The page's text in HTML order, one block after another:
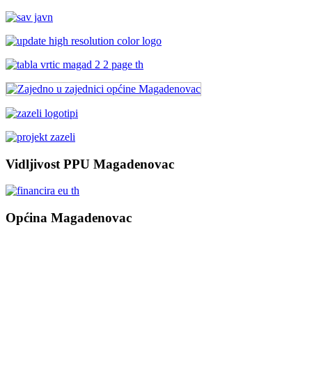
Vidljivost PPU Magadenovac
Općina Magadenovac